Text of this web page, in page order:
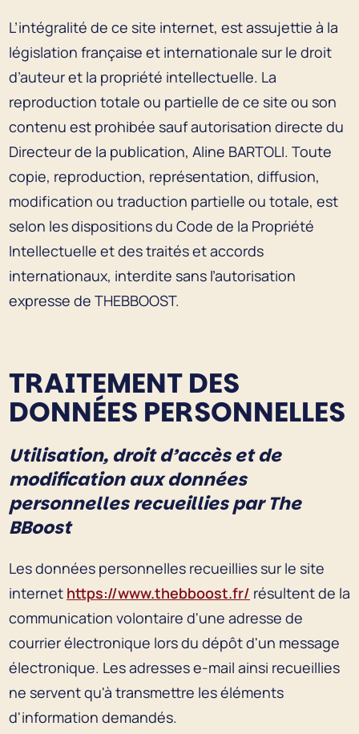
L’intégralité de ce site internet, est assujettie à la
législation française et internationale sur le droit
d’auteur et la propriété intellectuelle. La
reproduction totale ou partielle de ce site ou son
contenu est prohibée sauf autorisation directe du
Directeur de la publication, Aline BARTOLI. Toute
copie, reproduction, représentation, diffusion,
modification ou traduction partielle ou totale, est
selon les dispositions du Code de la Propriété
Intellectuelle et des traités et accords
internationaux, interdite sans l’autorisation
expresse de THEBBOOST.
TRAITEMENT DES
DONNÉES PERSONNELLES
Utilisation, droit d’accès et de
modification aux données
personnelles recueillies par The
BBoost
Les données personnelles recueillies sur le site
internet https://www.thebboost.fr/ résultent de la
communication volontaire d'une adresse de
courrier électronique lors du dépôt d'un message
électronique. Les adresses e-mail ainsi recueillies
ne servent qu'à transmettre les éléments
d'information demandés.